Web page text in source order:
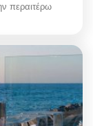
περαιτέρω